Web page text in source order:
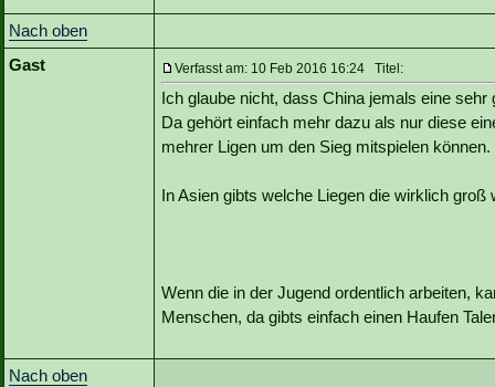
Nach oben
Gast
Verfasst am: 10 Feb 2016 16:24 Titel:
Ich glaube nicht, dass China jemals eine sehr
Da gehört einfach mehr dazu als nur diese
mehrer Ligen um den Sieg mitspielen können.
In Asien gibts welche Liegen die wirklich
Wenn die in der Jugend ordentlich arbeiten,
Menschen, da gibts einfach einen Haufen
Nach oben